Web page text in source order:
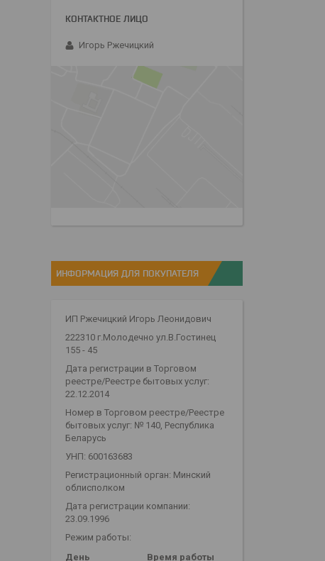
Игорь Ржечицкий
ИНФОРМАЦИЯ ДЛЯ ПОКУПАТЕЛЯ
ИП Ржечицкий Игорь Леонидович
222310 г.Молодечно ул.В.Гостинец
155 - 45
Дата регистрации в Торговом
реестре/Реестре бытовых услуг:
22.12.2014
Номер в Торговом реестре/Реестре
бытовых услуг: № 140, Республика
Беларусь
УНП: 600163683
Регистрационный орган: Минский
облисполком
Дата регистрации компании:
23.09.1996
Режим работы:
День
Время работы